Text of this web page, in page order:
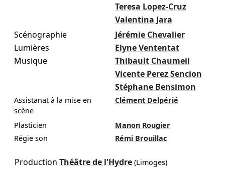
Teresa Lopez-Cruz
Valentina Jara
Scénographie
Jérémie Chevalier
Lumières
Elyne Vententat
Musique
Thibault Chaumeil
Vicente Perez Sencion
Stéphane Bensimon
Assistanat à la mise en
scène
Clément Delpérié
Plasticien
Manon Rougier
Régie son
Rémi Brouillac
Production Théâtre de l'Hydre(Limoges)